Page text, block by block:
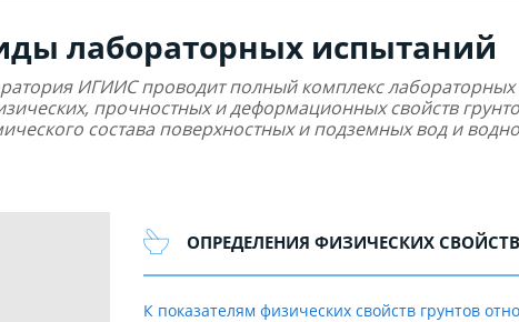
лабораторных испытаний
ИГИИС проводит полный комплекс
прочностных и деформационных свойств
состава поверхностных и подземных вод и
ОПРЕДЕЛЕНИЯ ФИЗИЧЕСКИХ
К показателям физических свойств грунтов